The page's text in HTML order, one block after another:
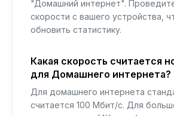
"Домашний интернет".
скорости с вашего устройства,
обновить статистику.
Какая скорость считается
для Домашнего интернета?
Для домашнего интернета
считается 100 Мбит/с. Для